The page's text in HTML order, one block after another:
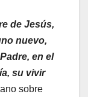
de Jesús,
nuevo,
en el
su vivir
sobre